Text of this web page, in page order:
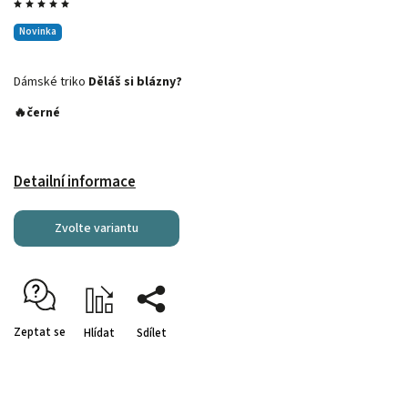
Novinka
Dámské triko Děláš si blázny?
🔥černé
Detailní informace
Zvolte variantu
Zeptat se Hlídat Sdílet